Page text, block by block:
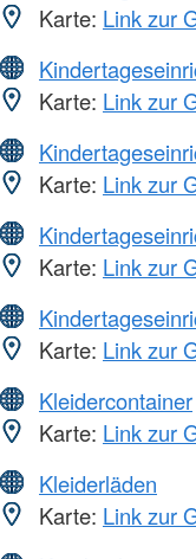
Karte: Link zur
Karte: Link zur
Karte: Link zur
Karte: Link zur
Karte: Link zur
Kleidercontainer
Karte: Link zur
Kleiderläden
Karte: Link zur